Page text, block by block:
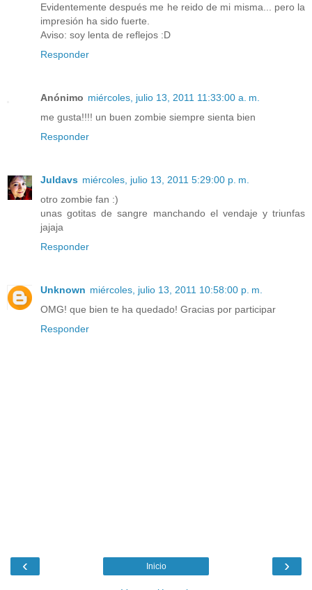
Evidentemente después me he reido de mi misma... pero la
impresión ha sido fuerte.
Aviso: soy lenta de reflejos :D
Responder
Anónimo miércoles, julio 13, 2011 11:33:00 a. m.
me gusta!!!! un buen zombie siempre sienta bien
Responder
Juldavs miércoles, julio 13, 2011 5:29:00 p. m.
otro zombie fan :)
unas gotitas de sangre manchando el vendaje y triunfas
jajaja
Responder
Unknown miércoles, julio 13, 2011 10:58:00 p. m.
OMG! que bien te ha quedado! Gracias por participar
Responder
‹ ›
Inicio